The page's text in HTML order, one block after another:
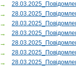
→
→
→
→
→
→
→